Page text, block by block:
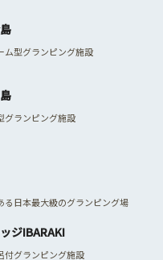
ム型グランピング施設
グランピング施設
る日本最大級のグランピング場
ジIBARAKI
付グランピング施設